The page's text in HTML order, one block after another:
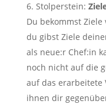
Stolperstein:
Du bekommst
du gibst Ziele
als neue:r Chef:in
noch nicht auf die
auf das erarbeitete
ihnen dir